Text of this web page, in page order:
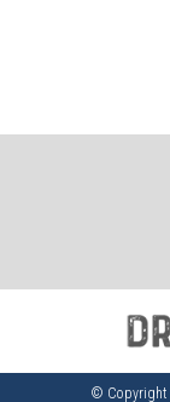
© Copyright